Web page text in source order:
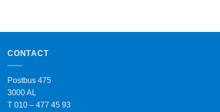
CONTACT
Postbus 475
3000 AL
T 010 – 477 45 93